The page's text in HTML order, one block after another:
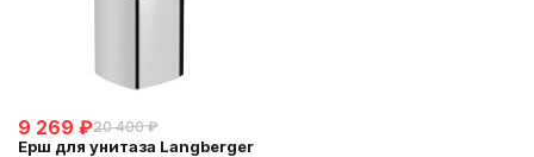
9 269 ₽20 400 ₽
Ерш для унитаза Langberger